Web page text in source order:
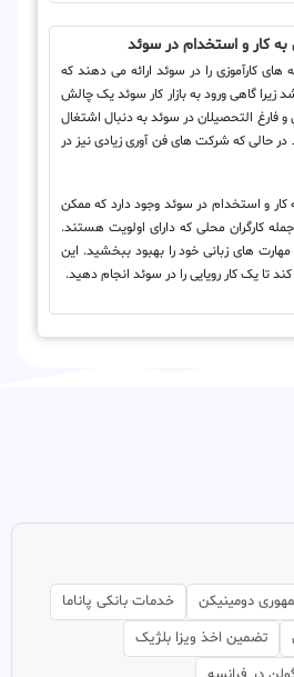
کار و استخدام در سوئد
های کارآموزی را در سوئد ارائه می دهند که
زیرا گاهی ورود به بازار کار سوئد یک چالش
فارغ التحصیلان در سوئد به دنبال اشتغال
حالی که شرکت های فن آوری زیادی نیز در
و استخدام در سوئد وجود دارد که ممکن
کارگران محلی که دارای اولویت هستند.
های زبانی خود را بهبود ببخشید. این
تا یک کار رویایی را در سوئد انجام دهید.
دومینیکن
خدمات بانکی پاناما
تضمین اخذ ویزا بلژیک